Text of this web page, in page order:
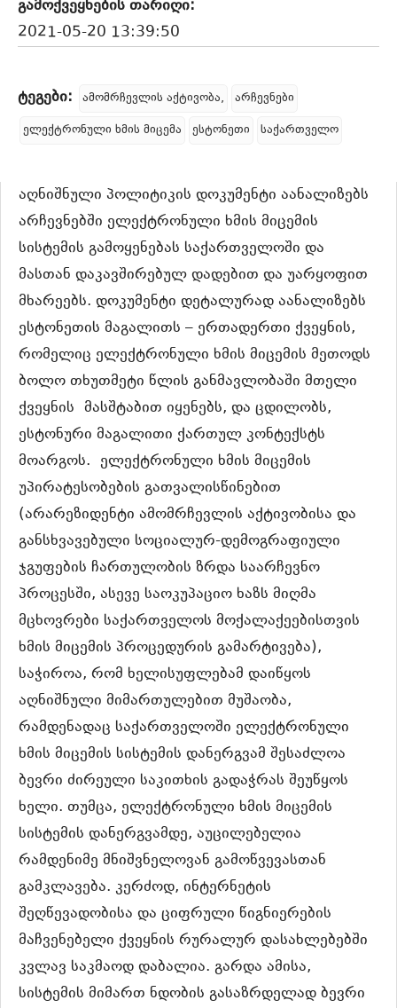
გამოქვეყნების თარიღი:
2021-05-20 13:39:50
ტეგები: ამომრჩევლის აქტივობა,
არჩევნები
ელექტრონული ხმის მიცემა
ესტონეთი საქართველო
აღნიშნული პოლიტიკის დოკუმენტი აანალიზებს
არჩევნებში ელექტრონული ხმის მიცემის
სისტემის გამოყენებას საქართველოში და
მასთან დაკავშირებულ დადებით და უარყოფით
მხარეებს. დოკუმენტი დეტალურად აანალიზებს
ესტონეთის მაგალითს – ერთადერთი ქვეყნის,
რომელიც ელექტრონული ხმის მიცემის მეთოდს
ბოლო თხუთმეტი წლის განმავლობაში მთელი
ქვეყნის მასშტაბით იყენებს, და ცდილობს,
ესტონური მაგალითი ქართულ კონტექსტს
მოარგოს. ელექტრონული ხმის მიცემის
უპირატესობების გათვალისწინებით
(არარეზიდენტი ამომრჩევლის აქტივობისა და
განსხვავებული სოციალურ-დემოგრაფიული
ჯგუფების ჩართულობის ზრდა საარჩევნო
პროცესში, ასევე საოკუპაციო ხაზს მიღმა
მცხოვრები საქართველოს მოქალაქეებისთვის
ხმის მიცემის პროცედურის გამარტივება),
საჭიროა, რომ ხელისუფლებამ დაიწყოს
აღნიშნული მიმართულებით მუშაობა,
რამდენადაც საქართველოში ელექტრონული
ხმის მიცემის სისტემის დანერგვამ შესაძლოა
ბევრი ძირეული საკითხის გადაჭრას შეუწყოს
ხელი. თუმცა, ელექტრონული ხმის მიცემის
სისტემის დანერგვამდე, აუცილებელია
რამდენიმე მნიშვნელოვან გამოწვევასთან
გამკლავება. კერძოდ, ინტერნეტის
შეღწევადობისა და ციფრული წიგნიერების
მაჩვენებელი ქვეყნის რურალურ დასახლებებში
კვლავ საკმაოდ დაბალია. გარდა ამისა,
სისტემის მიმართ ნდობის გასაზრდელად ბევრი